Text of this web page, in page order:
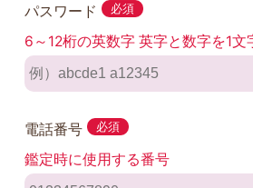
パスワード 必須
6～12桁の英数字 英字と数字を1
電話番号 必須
鑑定時に使用する番号